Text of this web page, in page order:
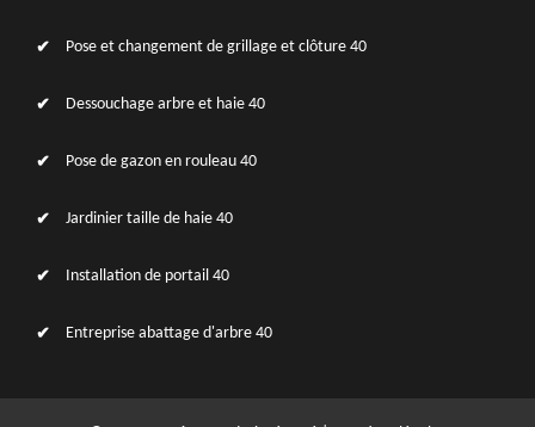
Pose et changement de grillage et clôture 40
Dessouchage arbre et haie 40
Pose de gazon en rouleau 40
Jardinier taille de haie 40
Installation de portail 40
Entreprise abattage d'arbre 40